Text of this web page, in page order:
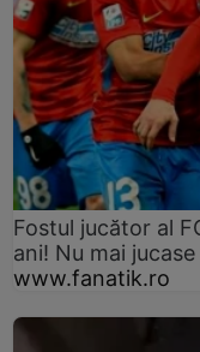
Fostul jucător al
ani! Nu mai
www.fanatik.ro